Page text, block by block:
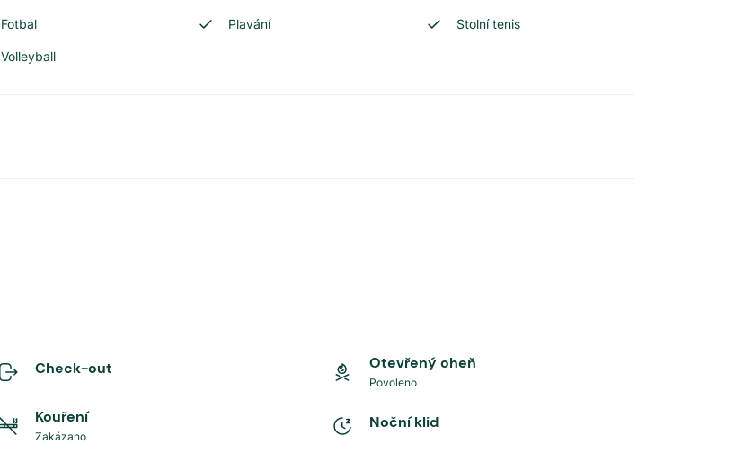
Fotbal Plavání Stolní tenis
Volleyball
Check-out Otevřený oheň
Povoleno
Kouření
Zakázano
Noční klid